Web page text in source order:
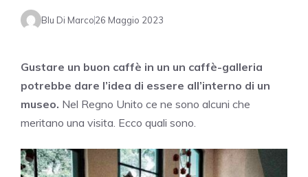
Blu Di Marco26 Maggio 2023
Gustare un buon caffè in un un caffè-galleria
potrebbe dare l’idea di essere all’interno di un
museo. Nel Regno Unito ce ne sono alcuni che
meritano una visita. Ecco quali sono.